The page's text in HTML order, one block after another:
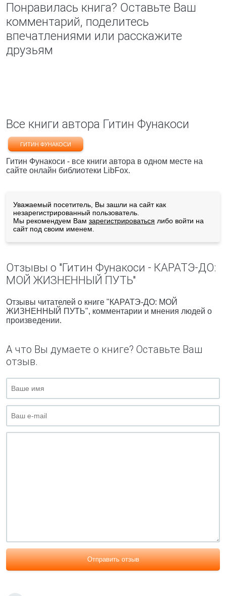
Понравилась книга? Оставьте Ваш
комментарий, поделитесь
впечатлениями или расскажите
друзьям
Все книги автора Гитин Фунакоси
ГИТИН ФУНАКОСИ
Гитин Фунакоси - все книги автора в одном месте на
сайте онлайн библиотеки LibFox.
Уважаемый посетитель, Вы зашли на сайт как
незарегистрированный пользователь.
Мы рекомендуем Вам зарегистрироваться либо войти на
сайт под своим именем.
Отзывы о "Гитин Фунакоси - КАРАТЭ-ДО:
МОЙ ЖИЗНЕННЫЙ ПУТЬ"
Отзывы читателей о книге "КАРАТЭ-ДО: МОЙ
ЖИЗНЕННЫЙ ПУТЬ", комментарии и мнения людей о
произведении.
А что Вы думаете о книге? Оставьте Ваш
отзыв.
Отправить отзыв